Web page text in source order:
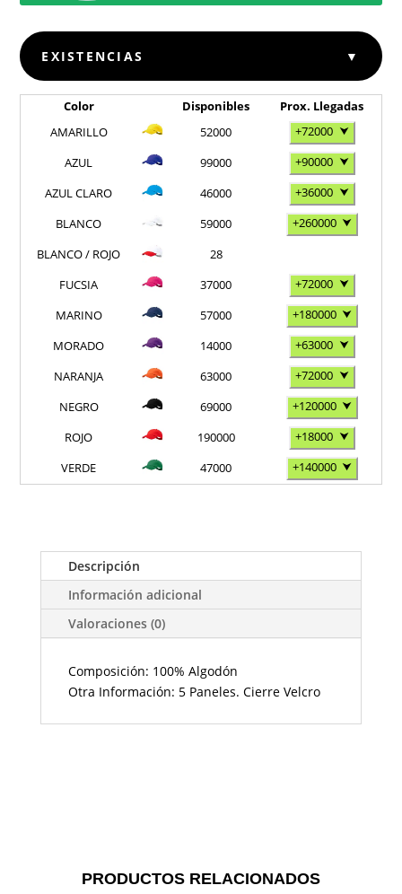
EXISTENCIAS ▼
Color Disponibles
Prox. Llegadas
AMARILLO
52000 +72000 ⮟
AZUL
99000 +90000 ⮟
AZUL CLARO
46000 +36000 ⮟
BLANCO
59000 +260000 ⮟
BLANCO / ROJO
28
FUCSIA
37000 +72000 ⮟
MARINO
57000 +180000 ⮟
MORADO
14000 +63000 ⮟
NARANJA
63000 +72000 ⮟
NEGRO
69000 +120000 ⮟
ROJO
190000 +18000 ⮟
VERDE
47000 +140000 ⮟
Descripción
Información adicional
Valoraciones (0)
Composición: 100% Algodón
Otra Información: 5 Paneles. Cierre Velcro
PRODUCTOS RELACIONADOS